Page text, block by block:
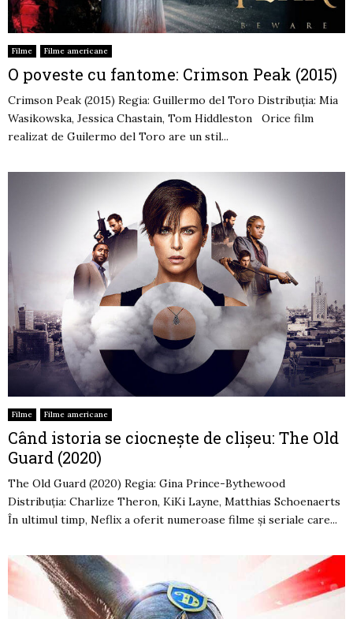
Filme Filme americane
O poveste cu fantome: Crimson Peak (2015)
Crimson Peak (2015) Regia: Guillermo del Toro Distribuția: Mia
Wasikowska, Jessica Chastain, Tom Hiddleston Orice film
realizat de Guilermo del Toro are un stil...
Filme Filme americane
Când istoria se ciocnește de clișeu: The Old
Guard (2020)
The Old Guard (2020) Regia: Gina Prince-Bythewood
Distribuția: Charlize Theron, KiKi Layne, Matthias Schoenaerts
În ultimul timp, Neflix a oferit numeroase filme și seriale care...